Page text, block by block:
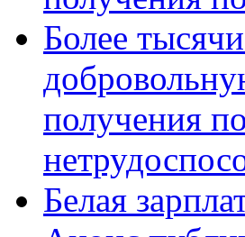
Более
получения
Белая